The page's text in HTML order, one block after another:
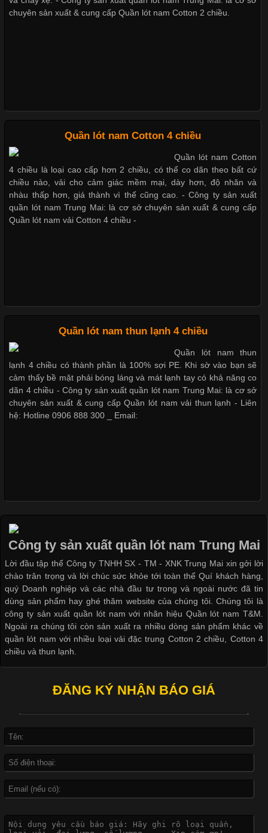
Vải Lycra Là Gì? Chất Liệu Co Giãn Được Ưa Chuộng Trong
Ngành May Mặc Trong ngành thời trang hiện đại, các loại vải có
Trong những năm gần đây, vải Bamboo đang trở thành một
trong những chất liệu được yêu thích trong ngành thời trang
nhờ đặc tính mềm mại, thoáng khí và thân thiện với môi trường.
Không chỉ được ứng dụng trong quần áo thường ngày, loại vải
này còn xuất hiện nhiều trong các sản phẩm đồ lót
nhất trong ngành thời trang nhờ đặc tính co giãn, mềm mại và
thoải mái khi mặc. Từ áo thun, đồ thể thao cho đến đồ lót nam,
vải thun luôn đóng vai trò quan trọng trong quá trình sản xuất.
Hiện nay, nhu cầu tìm kiếm quần lót nam giá
thuộc và được sử dụng phổ biến nhất hiện nay. Không chỉ đa
dạng về màu sắc hay chất liệu, áo thun còn có nhiều form dáng
cầu
Khám Phá Áo Phông Trang Phục Phổ Biến Nhất Hiện Nay
Áo phông là một trong những trang phục phổ biến nhất trong
đời sống hiện đại nhờ sự tiện lợi, thoải mái và dễ phối đồ.
biệt là các sản phẩm từ vải thun. Hiện nay,
chuyên sản xuất & cung cấp Quần lót nam Cotton 2 chiều.
Quần lót nam Cotton 4 chiều
Quần lót nam Cotton
4 chiều là loại cao cấp hơn 2 chiều, có thể co dãn theo bất cứ
chiều nào, vải cho cảm giác mềm mại, dày hơn, độ nhăn và
nhàu thấp hơn, giá thành vì thế cũng cao. - Công ty sản xuất
quần lót nam Trung Mai: là cơ sở chuyên sản xuất & cung cấp
Quần lót nam vải Cotton 4 chiều -
Quần lót nam thun lạnh 4 chiều
Quần lót nam thun
lạnh 4 chiều có thành phần là 100% sợi PE. Khi sờ vào bạn sẽ
cảm thấy bề mặt phải bóng láng và mát lạnh tay có khả năng co
dãn 4 chiều - Công ty sản xuất quần lót nam Trung Mai: là cơ sở
chuyên sản xuất & cung cấp Quần lót nam vải thun lạnh - Liên
hệ: Hotline 0906 888 300 _ Email:
Công ty sản xuất quần lót nam Trung Mai
Lời đầu tập thể Công ty TNHH SX - TM - XNK Trung Mai xin gởi lời
chào trân trọng và lời chúc sức khỏe tới toàn thể Quí khách hàng,
quý Doanh nghiệp và các nhà đầu tư trong và ngoài nước đã tin
dùng sản phẩm hay ghé thăm website của chúng tôi. Chúng tôi là
công ty sản xuất quần lót nam với nhãn hiệu Quần lót nam T&M.
Ngoài ra chúng tôi còn sản xuất ra nhiều dòng sản phẩm khác về
quần lót nam với nhiều loại vải đặc trung Cotton 2 chiều, Cotton 4
chiều và thun lạnh.
ĐĂNG KÝ NHẬN BÁO GIÁ